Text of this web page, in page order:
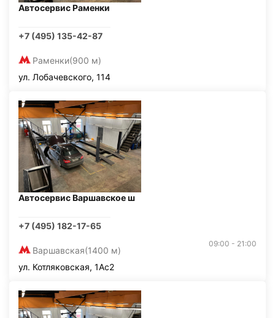
Автосервис Раменки
+7 (495) 135-42-87
Раменки(900 м)
ул. Лобачевского, 114
Автосервис Варшавское ш
+7 (495) 182-17-65
Варшавская(1400 м)
09:00 - 21:00
ул. Котляковская, 1Ас2